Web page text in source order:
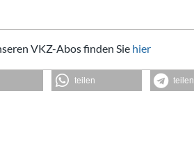
VKZ-Abos finden Sie hier
teilen teilen